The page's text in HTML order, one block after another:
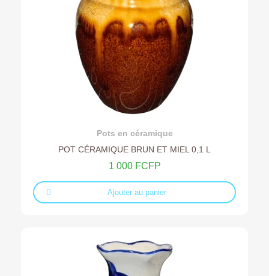
Ajouter au devis
Pots en céramique
POT CÉRAMIQUE BRUN ET MIEL 0,1 L
1 000 FCFP
Ajouter au panier